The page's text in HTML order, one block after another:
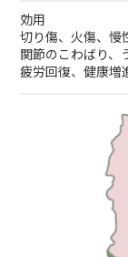
効用
切り傷、火傷、慢
関節のこわばり、
疲労回復、健康増